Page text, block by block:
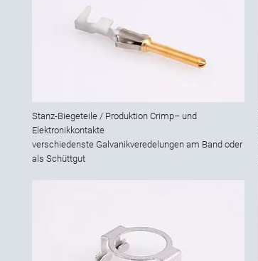
Stanz-Biegeteile / Produktion Crimp– und
Elektronikkontakte
verschiedenste Galvanikveredelungen am Band oder
als Schüttgut